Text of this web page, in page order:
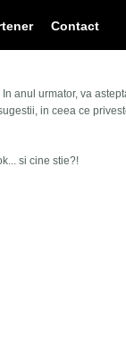
Contact
anul urmator, va
in ceea ce
si cine stie?!